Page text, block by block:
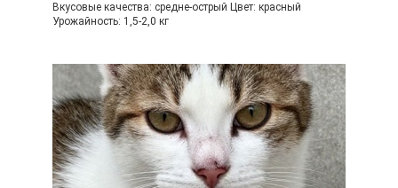
Вкусовые качества: средне-острый Цвет: красный
Урожайность: 1,5-2,0 кг